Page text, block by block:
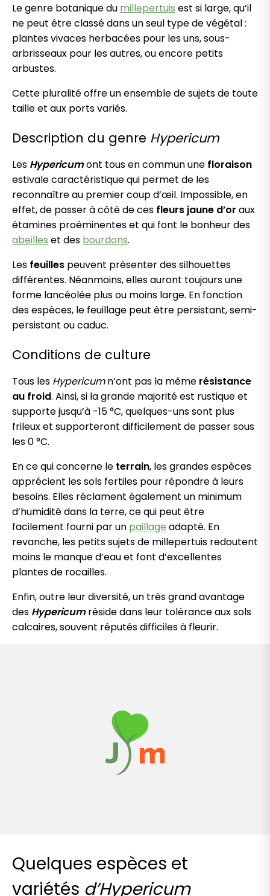
Le genre botanique du millepertuis est si large, qu’il
ne peut être classé dans un seul type de végétal :
plantes vivaces herbacées pour les uns, sous-
arbrisseaux pour les autres, ou encore petits
arbustes.
Cette pluralité offre un ensemble de sujets de toute
taille et aux ports variés.
Description du genre Hypericum
Les Hypericumont tous en commun une floraison
estivale caractéristique qui permet de les
reconnaître au premier coup d’œil. Impossible, en
effet, de passer à côté de ces fleurs jaune d’or aux
étamines proéminentes et qui font le bonheur des
abeilles et des bourdons.
Les feuilles peuvent présenter des silhouettes
différentes. Néanmoins, elles auront toujours une
forme lancéolée plus ou moins large. En fonction
des espèces, le feuillage peut être persistant, semi-
persistant ou caduc.
Conditions de culture
Tous les Hypericumn’ont pas la même résistance
au froid. Ainsi, si la grande majorité est rustique et
supporte jusqu’à -15 °C, quelques-uns sont plus
frileux et supporteront difficilement de passer sous
les 0 °C.
En ce qui concerne le terrain, les grandes espèces
apprécient les sols fertiles pour répondre à leurs
besoins. Elles réclament également un minimum
d’humidité dans la terre, ce qui peut être
facilement fourni par un paillage adapté. En
revanche, les petits sujets de millepertuis redoutent
moins le manque d’eau et font d’excellentes
plantes de rocailles.
Enfin, outre leur diversité, un très grand avantage
des Hypericumréside dans leur tolérance aux sols
calcaires, souvent réputés difficiles à fleurir.
Quelques espèces et
variétés d’Hypericum